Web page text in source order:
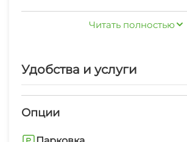
Современная функциональность
детали: просторная и светлая
вместительным холодильником и
кофемашиной, микроволновой
Читать полностью
Удобства и услуги
Опции